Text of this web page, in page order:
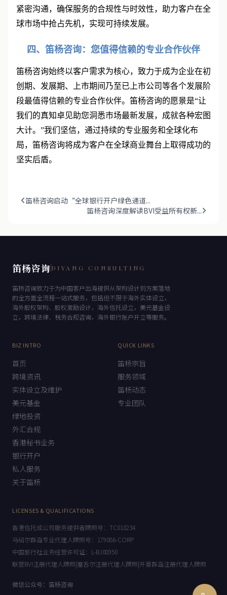
咨询与全国各地商委、发改委、外管局等政府机构保持
紧密沟通，确保服务的合规性与时效性，助力客户在全
笛杨咨询始终以客户需求为核心，致力于成为企业在初
创期、发展期、上市期间乃至已上市公司等各个发展阶
段最值得信赖的专业合作伙伴。笛杨咨询的愿景是“让
我们的真知卓见助您洞悉市场最新发展，成就各种宏图
大计。”我们坚信，通过持续的专业服务和全球化布
局，笛杨咨询将成为客户在全球商业舞台上取得成功的
笛杨咨询启动“全球银行开户绿色通道...
笛杨咨询致力于为中国客户出海提供从架构设计到方案落地
的全方面全流程一站式服务，包括但不限于海外实体设立，
海外股权架构、股权激励设计，海外信托设立，美元基金设
首页
跨境资讯
实体设立及维护
美元基金
绿地投资
外汇合规
香港秘书业务
银行开户
私人服务
笛杨宗旨
服务领域
笛杨动态
香港信托或公司服务提供者牌照号：TC010234
马绍尔群岛专业代理人牌照号：179086-CORP
中国旅行社业务经营许可证：L-BJ08950